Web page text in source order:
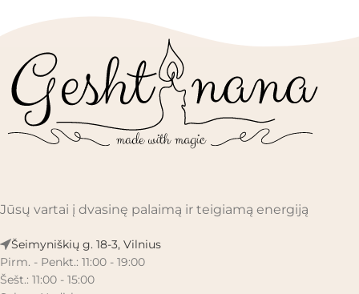
Jūsų vartai į dvasinę palaimą ir teigiamą energiją
Šeimyniškių g. 18-3, Vilnius
Pirm. - Penkt.: 11:00 - 19:00
Šešt.: 11:00 - 15:00